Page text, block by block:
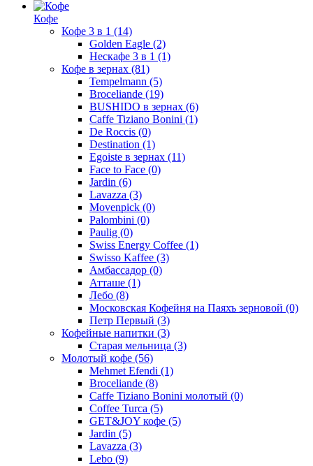
Кофе
Кофе 3 в 1 (14)
Golden Eagle (2)
Нескафе 3 в 1 (1)
Кофе в зернах (81)
Tempelmann (5)
Broceliande (19)
BUSHIDO в зернах (6)
Caffe Tiziano Bonini (1)
De Roccis (0)
Destination (1)
Egoiste в зернах (11)
Face to Face (0)
Jardin (6)
Lavazza (3)
Movenpick (0)
Palombini (0)
Paulig (0)
Swiss Energy Coffee (1)
Swisso Kaffee (3)
Амбассадор (0)
Атташе (1)
Лебо (8)
Московская Кофейня на Паяхъ зерновой (0)
Петр Первый (3)
Кофейные напитки (3)
Старая мельница (3)
Молотый кофе (56)
Mehmet Efendi (1)
Broceliande (8)
Caffe Tiziano Bonini молотый (0)
Coffee Turca (5)
GET&JOY кофе (5)
Jardin (5)
Lavazza (3)
Lebo (9)